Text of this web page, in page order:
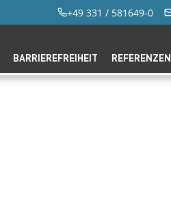
+49 331 / 581649-0
BARRIEREFREIHEIT REFERENZEN